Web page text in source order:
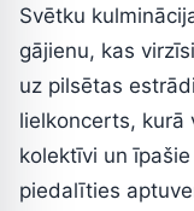
Svētku
gājienu, kas
uz pilsētas
lielkoncerts, kurā
kolektīvi un
piedalīties